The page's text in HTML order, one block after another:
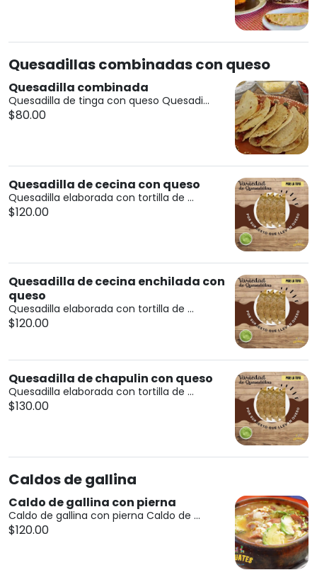
Quesadillas combinadas con queso
Quesadilla combinada
Quesadilla de tinga con queso Quesadi...
$80.00
Quesadilla de cecina con queso
Quesadilla elaborada con tortilla de ...
$120.00
Quesadilla de cecina enchilada con
queso
Quesadilla elaborada con tortilla de ...
$120.00
Quesadilla de chapulin con queso
Quesadilla elaborada con tortilla de ...
$130.00
Caldos de gallina
Caldo de gallina con pierna
Caldo de gallina con pierna Caldo de ...
$120.00